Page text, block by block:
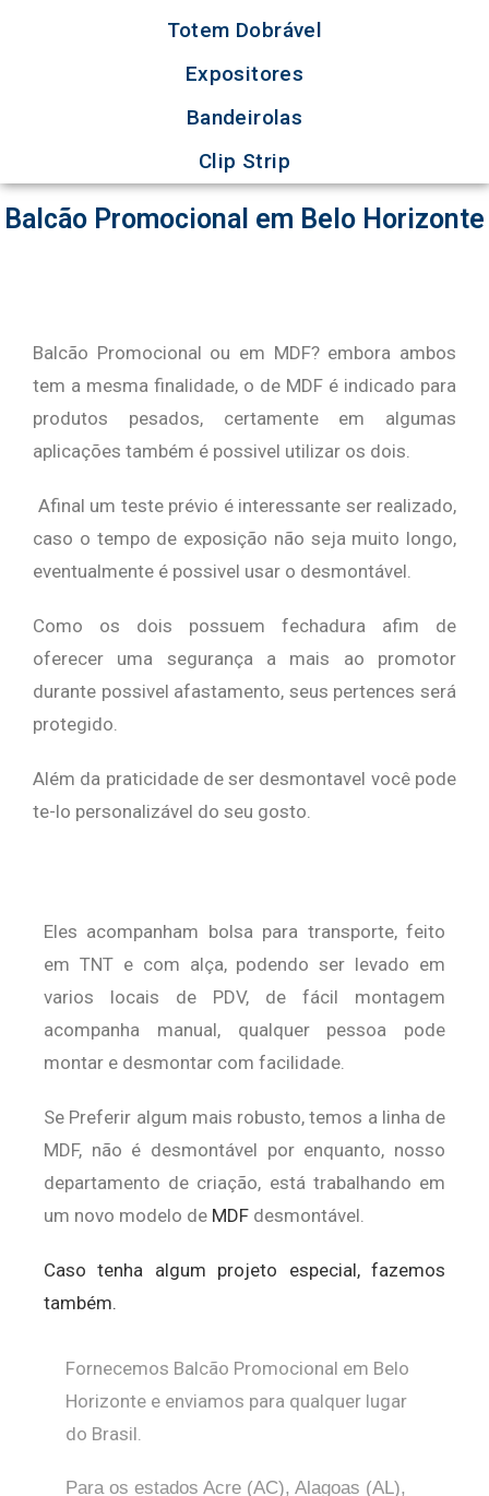
Totem Dobrável
Expositores
Bandeirolas
Clip Strip
Balcão Promocional em Belo Horizonte
Balcão Promocional ou em MDF? embora ambos
tem a mesma finalidade, o de MDF é indicado para
produtos pesados, certamente em algumas
aplicações também é possivel utilizar os dois.
Afinal um teste prévio é interessante ser realizado,
caso o tempo de exposição não seja muito longo,
eventualmente é possivel usar o desmontável.
Como os dois possuem fechadura afim de
oferecer uma segurança a mais ao promotor
durante possivel afastamento, seus pertences será
protegido.
Além da praticidade de ser desmontavel você pode
te-lo personalizável do seu gosto.
Eles acompanham bolsa para transporte, feito
em TNT e com alça, podendo ser levado em
varios locais de PDV, de fácil montagem
acompanha manual, qualquer pessoa pode
montar e desmontar com facilidade.
Se Preferir algum mais robusto, temos a linha de
MDF, não é desmontável por enquanto, nosso
departamento de criação, está trabalhando em
um novo modelo de MDF desmontável.
Caso tenha algum projeto especial, fazemos
também.
Fornecemos Balcão Promocional em Belo
Horizonte e enviamos para qualquer lugar
do Brasil.
Para os estados Acre (AC), Alagoas (AL),